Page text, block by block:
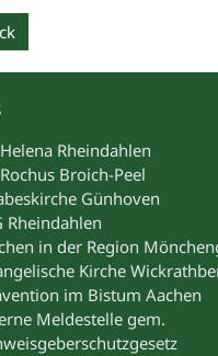
Rheindahlen
Broich-Peel
Günhoven
Rheindahlen
in der Region
Kirche
im Bistum Aachen
Meldestelle gem.